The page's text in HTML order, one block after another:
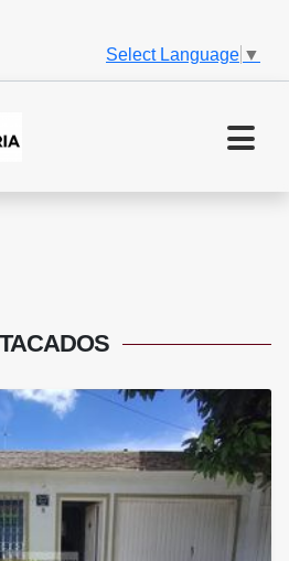
Select Language ▼